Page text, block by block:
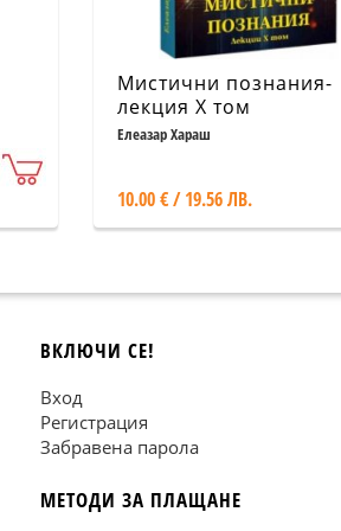
Мистични познания-
лекция X том
Елеазар Хараш
10.00 € / 19.56 ЛВ.
ВКЛЮЧИ СЕ!
Вход
Регистрация
Забравена парола
МЕТОДИ ЗА ПЛАЩАНЕ